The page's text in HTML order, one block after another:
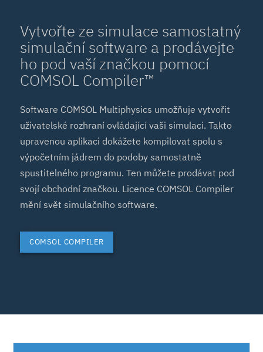
Vytvořte ze simulace samostatný
simulační software a prodávejte
ho pod vaší značkou pomocí
COMSOL Compiler™
Software COMSOL Multiphysics umožňuje vytvořit
uživatelské rozhraní ovládající vaši simulaci. Takto
upravenou aplikaci dokážete kompilovat spolu s
výpočetním jádrem do podoby samostatně
spustitelného programu. Ten můžete prodávat pod
svojí obchodní značkou. Licence COMSOL Compiler
mění svět simulačního software.
COMSOL COMPILER